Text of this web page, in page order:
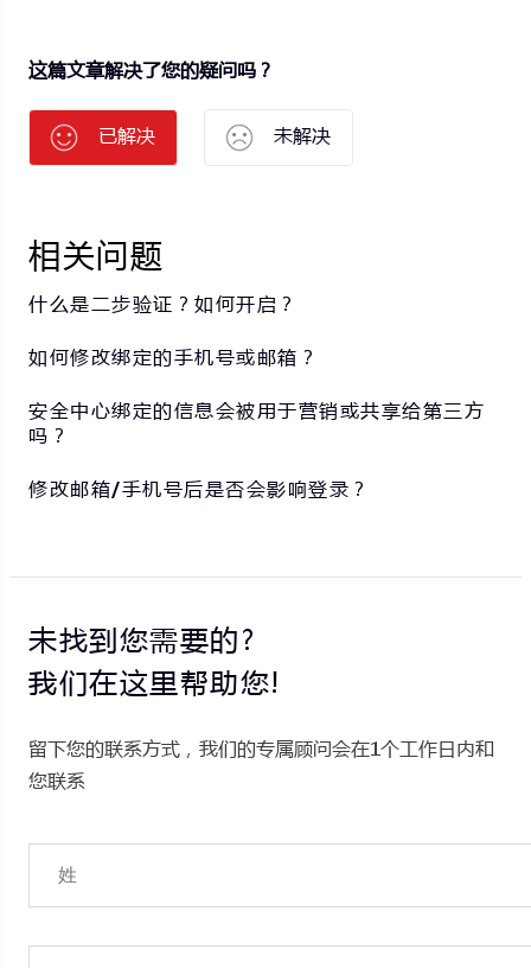
这篇文章解决了您的疑问吗？
已解决 未解决
相关问题
什么是二步验证？如何开启？
如何修改绑定的手机号或邮箱？
安全中心绑定的信息会被用于营销或共享给第三方
吗？
修改邮箱/手机号后是否会影响登录？
未找到您需要的?
我们在这里帮助您!
留下您的联系方式，我们的专属顾问会在1个工作日内和
您联系